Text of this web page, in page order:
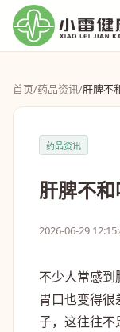
首页/药品资讯/肝脾不
药品资讯
肝脾不
2026-06-29
不少人常感
胃口也变得
子，这往往不